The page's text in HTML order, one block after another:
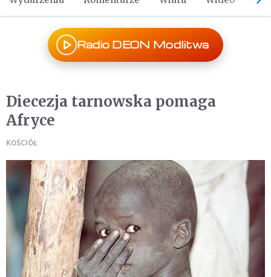
Radio DEON Modlitwa
Diecezja tarnowska pomaga
Afryce
KOŚCIÓŁ